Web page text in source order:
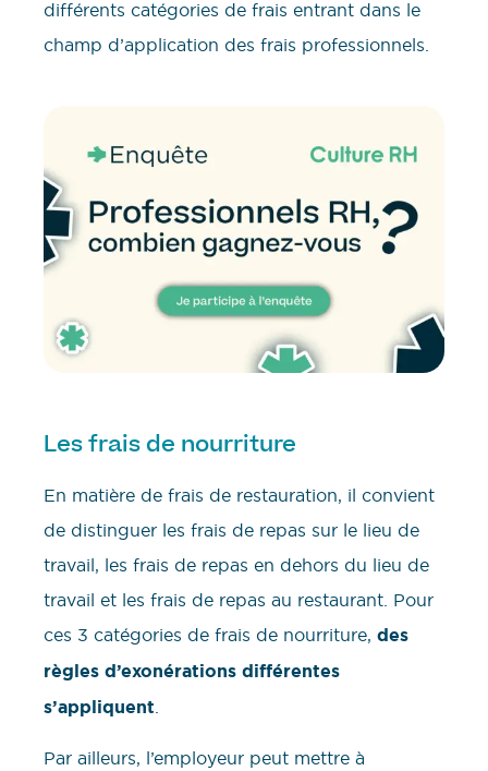
différents catégories de frais entrant dans le
champ d’application des frais professionnels.
Les frais de nourriture
En matière de frais de restauration, il convient
de distinguer les frais de repas sur le lieu de
travail, les frais de repas en dehors du lieu de
travail et les frais de repas au restaurant. Pour
ces 3 catégories de frais de nourriture, des
règles d’exonérations différentes
s’appliquent.
Par ailleurs, l’employeur peut mettre à